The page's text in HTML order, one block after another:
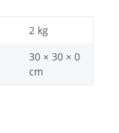
2 kg
30 × 30 × 0
cm